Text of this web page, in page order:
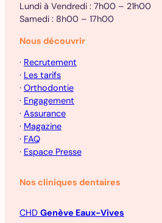
Lundi à Vendredi : 7h00 – 21h00
Samedi : 8h00 – 17h00
Nous découvrir
· Recrutement
· Les tarifs
· Orthodontie
· Engagement
· Assurance
· Magazine
· FAQ
· Espace Presse
Nos cliniques dentaires
CHD Genève Eaux-Vives